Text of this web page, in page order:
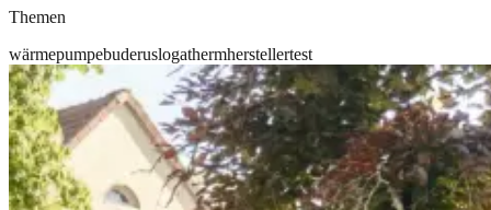
Themen
wärmepumpebuderuslogathermherstellertest